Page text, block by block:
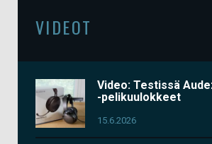
VIDEOT
Video: Testissä
-pelikuulokkeet
15.6.2026